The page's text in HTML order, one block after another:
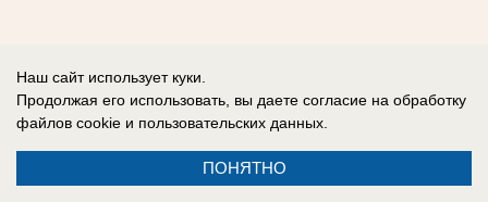
Наш сайт использует куки.
Продолжая его использовать, вы даете согласие на обработку
файлов cookie и пользовательских данных.
ПОНЯТНО